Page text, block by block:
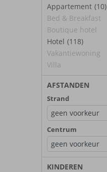
Appartement (10)
Bed & Breakfast
Boutique hotel
Hotel (118)
Vakantiewoning
Villa
AFSTANDEN
Strand
Centrum
KINDEREN